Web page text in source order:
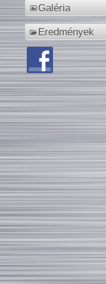
Galéria
Eredmények